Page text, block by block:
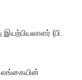
(பி.
இலங்கையின்